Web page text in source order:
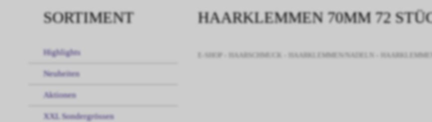
SORTIMENT
Highlights
Neuheiten
Aktionen
XXL Sondergrössen
HAARKLEMMEN 70MM 72
E-SHOP HAARSCHMUCK HAARKLEMMEN/NADELN HAARKLEMMEN